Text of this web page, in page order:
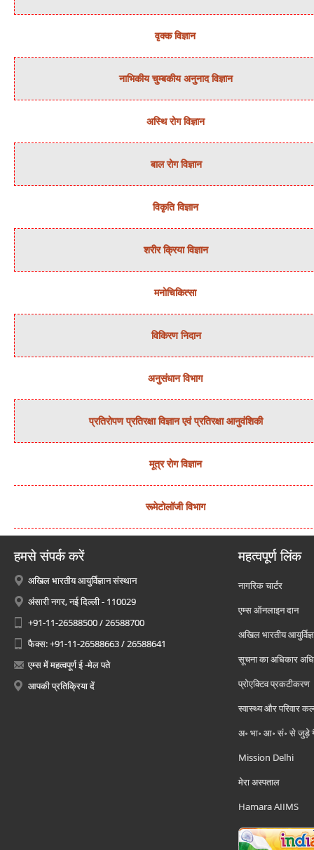
वृक्‍क विज्ञान
नाभिकीय चुम्‍बकीय अनुनाद विज्ञान
अस्थि रोग विज्ञान
बाल रोग विज्ञान
विकृति विज्ञान
शरीर क्रिया विज्ञान
मनोचिकित्‍सा
विकिरण निदान
अनुसंधान विभाग
प्रतिरोपण प्रतिरक्षा विज्ञान एवं प्रतिरक्षा आनुवंशिकी
मूत्र रोग विज्ञान
रूमेटोलॉजी विभाग
हमसे संपर्क करें
अखिल भारतीय आयुर्विज्ञान संस्थान
अंसारी नगर, नई दिल्ली - 110029
+91-11-26588500 / 26588700
फैक्स: +91-11-26588663 / 26588641
एम्स में महत्वपूर्ण ई -मेल पते
आपकी प्रतिक्रिया दें
महत्वपूर्ण लिंक
नागरिक चार्टर
एम्स ऑनलाइन दान
अखिल भारतीय
सूचना का अधिकार
प्रोएक्टिव प्रकटीकरण
स्वास्थ्य और परिवार
अ॰ भा॰ आ॰ सं॰ से जुड़े
Mission Delhi
मेरा अस्पताल
Hamara AIIMS